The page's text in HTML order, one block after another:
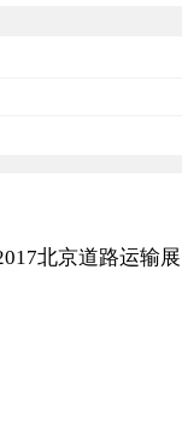
北京道路运输展